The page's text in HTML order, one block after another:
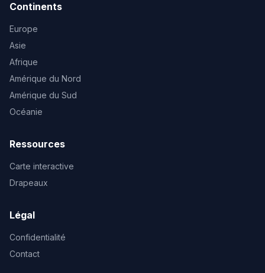
Continents
Europe
Asie
Afrique
Amérique du Nord
Amérique du Sud
Océanie
Ressources
Carte interactive
Drapeaux
Légal
Confidentialité
Contact